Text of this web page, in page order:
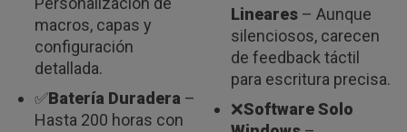
macros, capas y
configuración
detallada.
✅Batería Duradera –
Hasta 200 horas con
Lineares– Aunque
silenciosos, carecen
de feedback táctil
para escritura precisa.
❌Software Solo